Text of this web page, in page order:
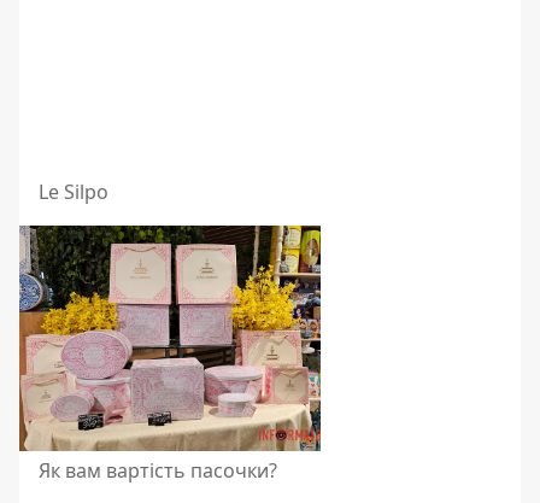
Le Silpo
Як вам вартість пасочки?